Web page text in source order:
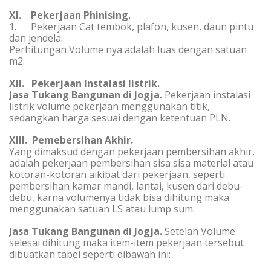
XI. Pekerjaan Phinising.
1. Pekerjaan Cat tembok, plafon, kusen, daun pintu
dan jendela.
Perhitungan Volume nya adalah luas dengan satuan
m2.
XII. Pekerjaan Instalasi listrik.
Jasa Tukang Bangunan di Jogja. Pekerjaan instalasi
listrik volume pekerjaan menggunakan titik,
sedangkan harga sesuai dengan ketentuan PLN.
XIII. Pemebersihan Akhir.
Yang dimaksud dengan pekerjaan pembersihan akhir,
adalah pekerjaan pembersihan sisa sisa material atau
kotoran-kotoran aikibat dari pekerjaan, seperti
pembersihan kamar mandi, lantai, kusen dari debu-
debu, karna volumenya tidak bisa dihitung maka
menggunakan satuan LS atau lump sum.
Jasa Tukang Bangunan di Jogja.Setelah Volume
selesai dihitung maka item-item pekerjaan tersebut
dibuatkan tabel seperti dibawah ini: